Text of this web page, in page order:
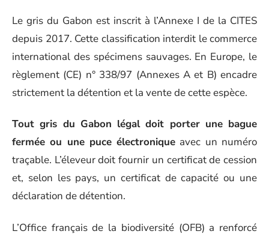
Le gris du Gabon est inscrit à l’Annexe I de la CITES
depuis 2017. Cette classification interdit le commerce
international des spécimens sauvages. En Europe, le
règlement (CE) n° 338/97 (Annexes A et B) encadre
strictement la détention et la vente de cette espèce.
Tout gris du Gabon légal doit porter une bague
fermée ou une puce électronique avec un numéro
traçable. L’éleveur doit fournir un certificat de cession
et, selon les pays, un certificat de capacité ou une
déclaration de détention.
L’Office français de la biodiversité (OFB) a renforcé